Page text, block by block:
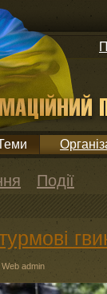
Події
Web admin